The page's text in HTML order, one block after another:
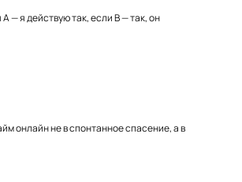
— я действую так, если B — так, он
онлайн не в спонтанное спасение, а в